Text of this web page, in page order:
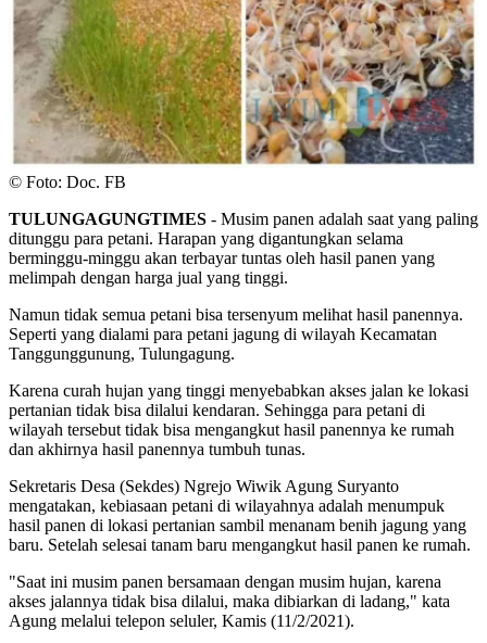
© Foto: Doc. FB
TULUNGAGUNGTIMES - Musim panen adalah saat yang paling
ditunggu para petani. Harapan yang digantungkan selama
berminggu-minggu akan terbayar tuntas oleh hasil panen yang
melimpah dengan harga jual yang tinggi.
Namun tidak semua petani bisa tersenyum melihat hasil panennya.
Seperti yang dialami para petani jagung di wilayah Kecamatan
Tanggunggunung, Tulungagung.
Karena curah hujan yang tinggi menyebabkan akses jalan ke lokasi
pertanian tidak bisa dilalui kendaran. Sehingga para petani di
wilayah tersebut tidak bisa mengangkut hasil panennya ke rumah
dan akhirnya hasil panennya tumbuh tunas.
Sekretaris Desa (Sekdes) Ngrejo Wiwik Agung Suryanto
mengatakan, kebiasaan petani di wilayahnya adalah menumpuk
hasil panen di lokasi pertanian sambil menanam benih jagung yang
baru. Setelah selesai tanam baru mengangkut hasil panen ke rumah.
"Saat ini musim panen bersamaan dengan musim hujan, karena
akses jalannya tidak bisa dilalui, maka dibiarkan di ladang," kata
Agung melalui telepon seluler, Kamis (11/2/2021).